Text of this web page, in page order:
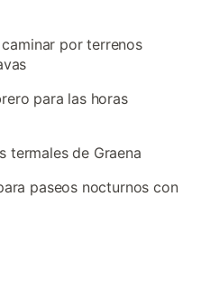
por terrenos
para las horas
termales de Graena
paseos nocturnos con